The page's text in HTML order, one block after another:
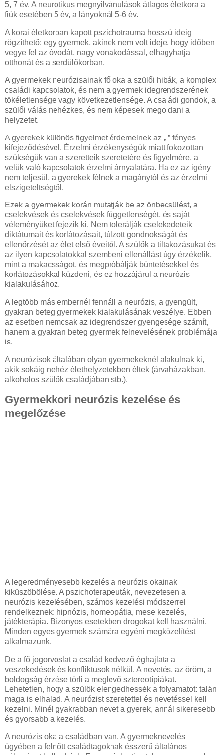
5, 7 év. A neurotikus megnyilvánulások átlagos életkora a
fiúk esetében 5 év, a lányoknál 5-6 év.
A korai életkorban kapott pszichotrauma hosszú ideig
rögzíthető: egy gyermek, akinek nem volt ideje, hogy időben
vegye fel az óvodát, nagy vonakodással, elhagyhatja
otthonát és a serdülőkorban.
A gyermekek neurózisainak fő oka a szülői hibák, a komplex
családi kapcsolatok, és nem a gyermek idegrendszerének
tökéletlensége vagy következetlensége. A családi gondok, a
szülői válás nehézkes, és nem képesek megoldani a
helyzetet.
A gyerekek különös figyelmet érdemelnek az „I” fényes
kifejeződésével. Érzelmi érzékenységük miatt fokozottan
szükségük van a szeretteik szeretetére és figyelmére, a
velük való kapcsolatok érzelmi árnyalatára. Ha ez az igény
nem teljesül, a gyerekek félnek a magánytól és az érzelmi
elszigeteltségtől.
Ezek a gyermekek korán mutatják be az önbecsülést, a
cselekvések és cselekvések függetlenségét, és saját
véleményüket fejezik ki. Nem tolerálják cselekedeteik
diktátumait és korlátozásait, túlzott gondnokságát és
ellenőrzését az élet első éveitől. A szülők a tiltakozásukat és
az ilyen kapcsolatokkal szembeni ellenállást úgy érzékelik,
mint a makacsságot, és megpróbálják büntetésekkel és
korlátozásokkal küzdeni, és ez hozzájárul a neurózis
kialakulásához.
A legtöbb más embernél fennáll a neurózis, a gyengült,
gyakran beteg gyermekek kialakulásának veszélye. Ebben
az esetben nemcsak az idegrendszer gyengesége számít,
hanem a gyakran beteg gyermek felnevelésének problémája
is.
A neurózisok általában olyan gyermekeknél alakulnak ki,
akik sokáig nehéz élethelyzetekben éltek (árvaházakban,
alkoholos szülők családjában stb.).
Gyermekkori neurózis kezelése és
megelőzése
A legeredményesebb kezelés a neurózis okainak
kiküszöbölése. A pszichoterapeuták, nevezetesen a
neurózis kezelésében, számos kezelési módszerrel
rendelkeznek: hipnózis, homeopátia, mese kezelés,
játékterápia. Bizonyos esetekben drogokat kell használni.
Minden egyes gyermek számára egyéni megközelítést
alkalmazunk.
De a fő jogorvoslat a család kedvező éghajlata a
veszekedések és konfliktusok nélkül. A nevetés, az öröm, a
boldogság érzése törli a meglévő sztereotípiákat.
Lehetetlen, hogy a szülők elengedhessék a folyamatot: talán
maga is elhalad. A neurózist szeretettel és nevetéssel kell
kezelni. Minél gyakrabban nevet a gyerek, annál sikeresebb
és gyorsabb a kezelés.
A neurózis oka a családban van. A gyermeknevelés
ügyében a felnőtt családtagoknak ésszerű általános